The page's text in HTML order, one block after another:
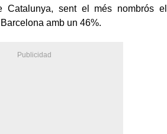
Catalunya, sent el més nombrós el
amb un 46%.